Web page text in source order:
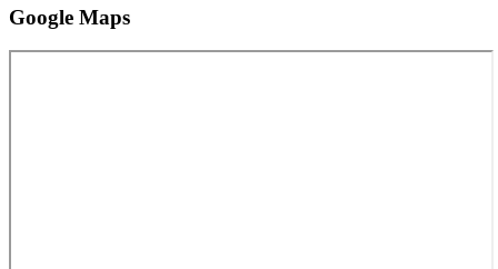
Google Maps